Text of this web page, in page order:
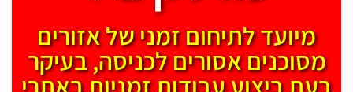
מיועד לתיחום זמני של אזורים
מסוכנים אסורים לכניסה, בעיקר